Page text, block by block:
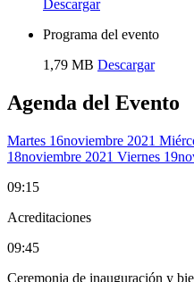
Descargar
Programa del evento
1,79 MB Descargar
Agenda del Evento
Martes 16Noviembre 2021
18Noviembre 2021 Viernes 19
09:15
Acreditaciones
09:45
Ceremonia de inauguración y